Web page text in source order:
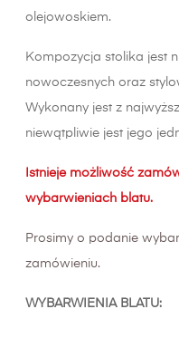
olejowoskiem.
Kompozycja stolika jest
nowoczesnych oraz
Wykonany jest z
niewątpliwie jest jego
Istnieje możliwość
wybarwieniach blatu.
Prosimy o podanie
zamówieniu.
WYBARWIENIA BLATU: